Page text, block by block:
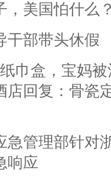
，美国怕什么
干部带头休假
巾盒，宝妈
店回复：骨瓷
急管理部针对
响应